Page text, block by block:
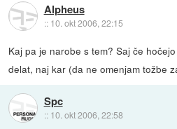
Alpheus
:: 10. okt 2006, 22:15
Kaj pa je narobe s tem? Saj če
delat, naj kar (da ne omenjam tožbe
Spc
:: 10. okt 2006, 22:58